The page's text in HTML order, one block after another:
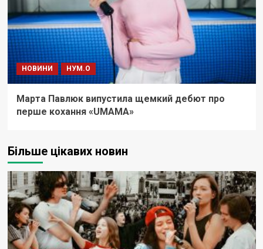
НОВИНИ НУМ.О
Марта Павлюк випустила щемкий дебют про
перше кохання «UМАМА»
Більше цікавих новин